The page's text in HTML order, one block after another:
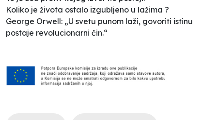
Koliko je života ostalo izgubljeno u lažima ?
George Orwell: „U svetu punom laži, govoriti istinu
postaje revolucionarni čin.“